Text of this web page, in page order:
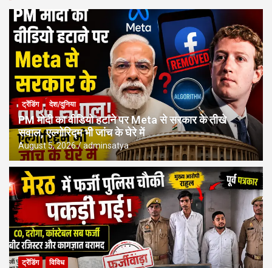
ट्रेंडिंग देश/दुनिया
PM मोदी का वीडियो हटाने पर Meta से सरकार के तीखे
सवाल, एल्गोरिद्म भी जांच के घेरे में
August 5, 2026 adminsatya
ट्रेंडिंग विविध